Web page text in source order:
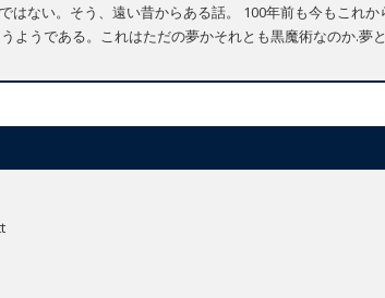
はない。そう、遠い昔からある話。 100年前も今もこれ
ようである。これはただの夢かそれとも黒魔術なのか.夢